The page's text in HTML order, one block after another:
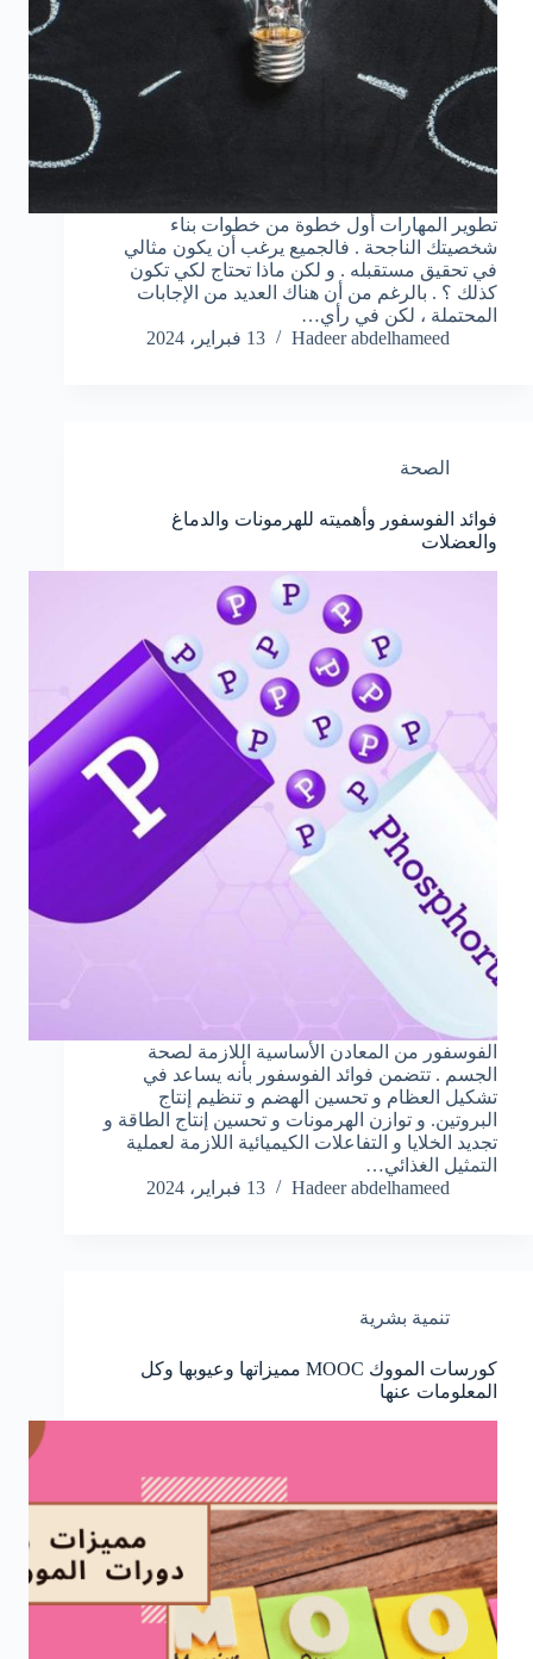
تطوير المهارات أول خطوة من خطوات بناء
شخصيتك الناجحة . فالجميع يرغب أن يكون مثالي
في تحقيق مستقبله . و لكن ماذا تحتاج لكي تكون
كذلك ؟ . بالرغم من أن هناك العديد من الإجابات
المحتملة ، لكن في رأي…
Hadeer abdelhameed
13 فبراير، 2024
الصحة
فوائد الفوسفور وأهميته للهرمونات والدماغ
والعضلات
الفوسفور من المعادن الأساسية اللازمة لصحة
الجسم . تتضمن فوائد الفوسفور بأنه يساعد في
تشكيل العظام و تحسين الهضم و تنظيم إنتاج
البروتين. و توازن الهرمونات و تحسين إنتاج الطاقة و
تجديد الخلايا و التفاعلات الكيميائية اللازمة لعملية
التمثيل الغذائي…
Hadeer abdelhameed
13 فبراير، 2024
تنمية بشرية
كورسات المووك MOOC مميزاتها وعيوبها وكل
المعلومات عنها